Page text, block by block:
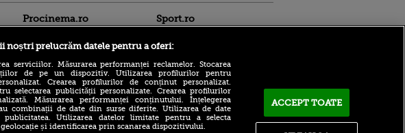
Procinema.ro
Nikolaj Coster-Waldau din
Sport.ro
Adrian Mihalcea a
confirmat noul transfer la
UTA după remiza cu Rapid!
noștri prelucrăm datele pentru a oferi:
serviciilor. Măsurarea performanței reclamelor. Stocarea
de pe un dispozitiv. Utilizarea profilurilor pentru
Crearea profilurilor de conținut personalizat.
selectarea publicității personalizate. Crearea profilurilor
Măsurarea performanței conținutului. Înțelegerea
combinații de date din surse diferite. Utilizarea de date
Utilizarea datelor limitate pentru a selecta
și identificarea prin scanarea dispozitivului.
ACCEPT TOATE